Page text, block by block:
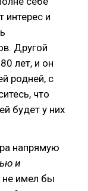
интерес и
Другой
лет, и он
родней, с
что
будет у них
напрямую
и
не имел бы